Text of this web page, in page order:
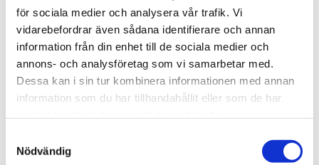
för sociala medier och analysera vår trafik. Vi
vidarebefordrar även sådana identifierare och annan
information från din enhet till de sociala medier och
annons- och analysföretag som vi samarbetar med.
Dessa kan i sin tur kombinera informationen med annan
information som du har tillhandahållit eller som de har
Nödvändig